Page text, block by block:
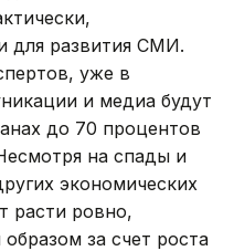
для развития СМИ.
уже в
и медиа будут
до 70 процентов
на спады и
экономических
расти ровно,
за счет роста